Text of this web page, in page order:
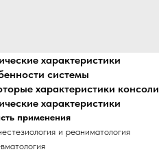
характеристики
системы
характеристики консоли
характеристики
применения
и реаниматология